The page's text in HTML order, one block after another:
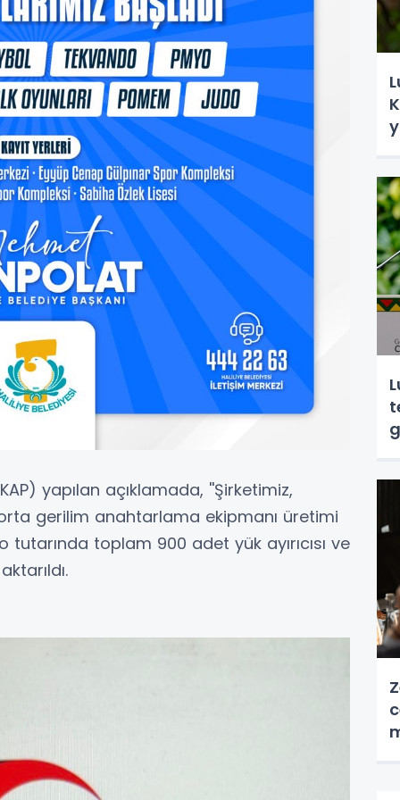
yapılan açıklamada, ''Şirketimiz,
gerilim anahtarlama ekipmanı üretimi
toplam 900 adet yük ayırıcısı ve